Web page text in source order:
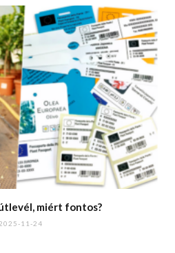
miért fontos?
11-24